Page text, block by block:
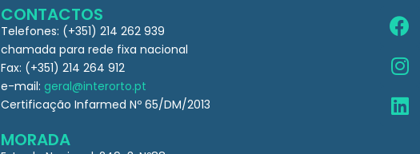
CONTACTOS
Telefones: (+351) 214 262 939
chamada para rede fixa nacional
Fax: (+351) 214 264 912
e-mail: geral@interorto.pt
Certificação Infarmed Nº 65/DM/2013
MORADA